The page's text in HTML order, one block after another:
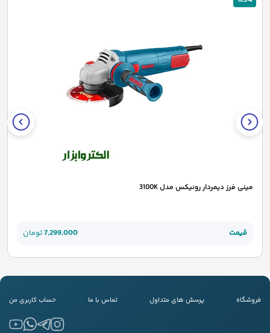
مینی فرز دیمردار رونیکس مدل 3100K
قیمت 7,299,000تومان
فروشگاه پرسش های متداول تماس با ما حساب کاربری من